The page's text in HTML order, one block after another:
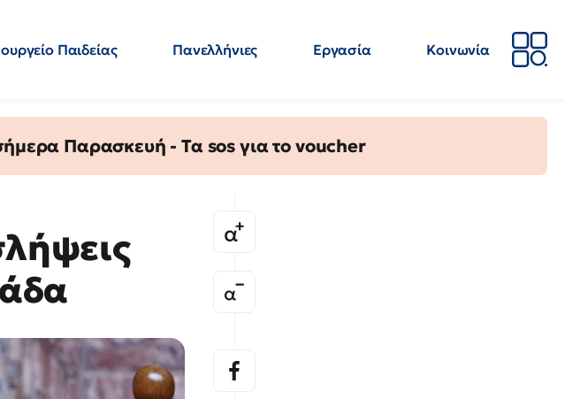
Παιδείας Πανελλήνιες Εργασία
Κοινωνία
Παρασκευή - Τα sos για το voucher